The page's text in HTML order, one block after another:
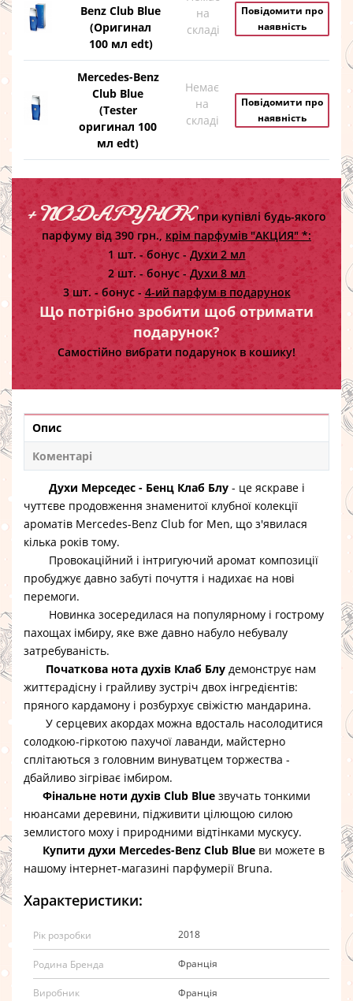
Benz Club Blue
(Оригинал
100 мл edt)
на
складі
Повідомити про
наявність
Mercedes-Benz
Club Blue
(Tester
оригинал 100
мл edt)
Немає
на
складі
Повідомити про
наявність
+ ПОДАРУНОКпри купівлі будь-якого
парфуму від 390 грн., крім парфумів "АКЦИЯ" *:
1 шт. - бонус - Духи 2 мл
2 шт. - бонус -Духи 8 мл
3 шт. - бонус -4-ий парфум в подарунок
Що потрібно зробити щоб отримати
подарунок?
Самостійно вибрати подарунок в кошику!
Опис
Коментарі
Духи Мерседес - Бенц Клаб Блу - це яскраве і
чуттєве продовження знаменитої клубної колекції
ароматів Mercedes-Benz Club for Men, що з'явилася
кілька років тому.
Провокаційний і інтригуючий аромат композиції
пробуджує давно забуті почуття і надихає на нові
перемоги.
Новинка зосередилася на популярному і гострому
пахощах імбиру, яке вже давно набуло небувалу
затребуваність.
Початкова нота духів Клаб Блу демонструє нам
життєрадісну і грайливу зустріч двох інгредієнтів:
пряного кардамону і розбурхує свіжістю мандарина.
У серцевих акордах можна вдосталь насолодитися
солодкою-гіркотою пахучої лаванди, майстерно
сплітаються з головним винуватцем торжества -
дбайливо зігріває імбиром.
Фінальне ноти духів Club Blue звучать тонкими
нюансами деревини, підживити цілющою силою
землистого моху і природними відтінками мускусу.
Купити духи Mercedes-Benz Club Blue ви можете в
нашому інтернет-магазині парфумерії Bruna.
Характеристики:
Рік розробки 2018
Родина Бренда Франція
Виробник Франція